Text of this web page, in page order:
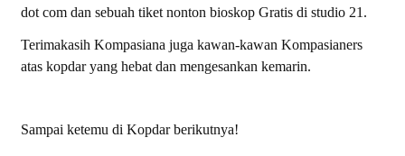
dot com dan sebuah tiket nonton bioskop Gratis di studio 21.
Terimakasih Kompasiana juga kawan-kawan Kompasianers
atas kopdar yang hebat dan mengesankan kemarin.
Sampai ketemu di Kopdar berikutnya!